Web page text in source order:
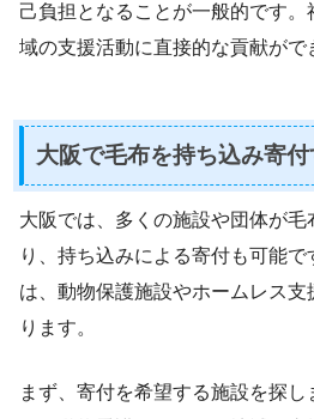
己負担となることが一般的です
域の支援活動に直接的な貢献がで
大阪で毛布を持ち込み寄
大阪では、多くの施設や団体が
り、持ち込みによる寄付も可能
は、動物保護施設やホームレス
ります。
まず、寄付を希望する施設を探